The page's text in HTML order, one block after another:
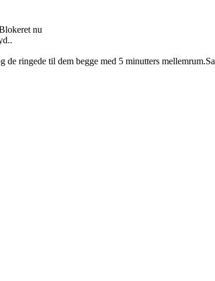
nu
ringede til dem begge med 5 minutters